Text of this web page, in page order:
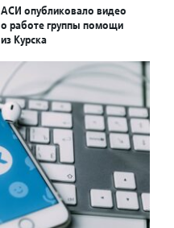
АСИ опубликовало видео
о работе группы помощи
из Курска